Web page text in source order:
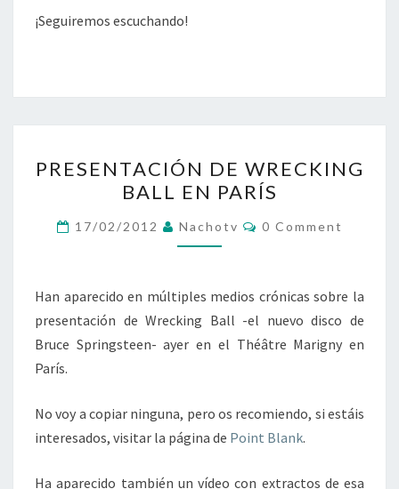
¡Seguiremos escuchando!
DE
WRECKING
BALL
EN
PRESENTACIÓN DE WRECKING
BALL EN PARÍS
17/02/2012 Nachotv Comments
0 Comment
Han aparecido en múltiples medios crónicas sobre la
presentación de Wrecking Ball -el nuevo disco de
Bruce Springsteen- ayer en el Théâtre Marigny en
París.
No voy a copiar ninguna, pero os recomiendo, si estáis
interesados, visitar la página de Point Blank.
Ha aparecido también un vídeo con extractos de esa